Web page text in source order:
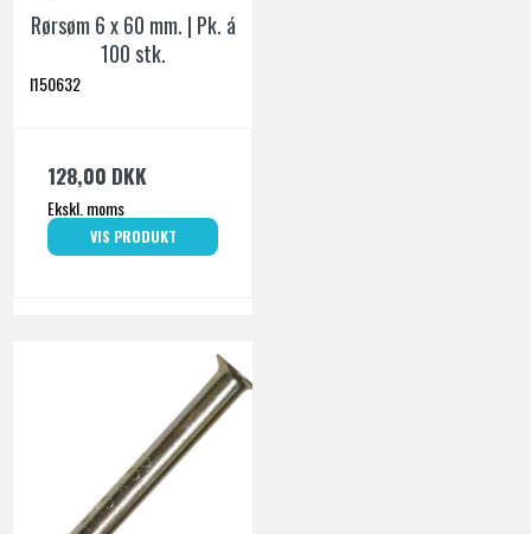
Rørsøm 6 x 60 mm. | Pk. á
100 stk.
I150632
128,00 DKK
Ekskl. moms
VIS PRODUKT